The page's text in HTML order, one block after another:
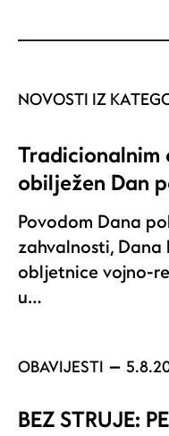
NOVOSTI IZ
obilježen Dan
Povodom Dana
zahvalnosti,
obljetnice vojno-
u…
OBAVIJESTI
BEZ STRUJE: